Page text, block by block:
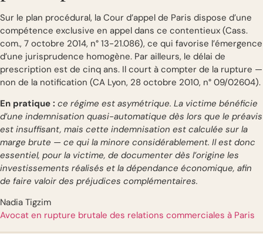
Sur le plan procédural, la Cour d’appel de Paris dispose d’une
compétence exclusive en appel dans ce contentieux (Cass.
com., 7 octobre 2014, n° 13-21.086), ce qui favorise l’émergence
d’une jurisprudence homogène. Par ailleurs, le délai de
prescription est de cinq ans. Il court à compter de la rupture —
non de la notification (CA Lyon, 28 octobre 2010, n° 09/02604).
En pratique : ce régime est asymétrique. La victime bénéficie
d’une indemnisation quasi-automatique dès lors que le préavis
est insuffisant, mais cette indemnisation est calculée sur la
marge brute — ce qui la minore considérablement. Il est donc
essentiel, pour la victime, de documenter dès l’origine les
investissements réalisés et la dépendance économique, afin
de faire valoir des préjudices complémentaires.
Nadia Tigzim
Avocat en rupture brutale des relations commerciales à Paris